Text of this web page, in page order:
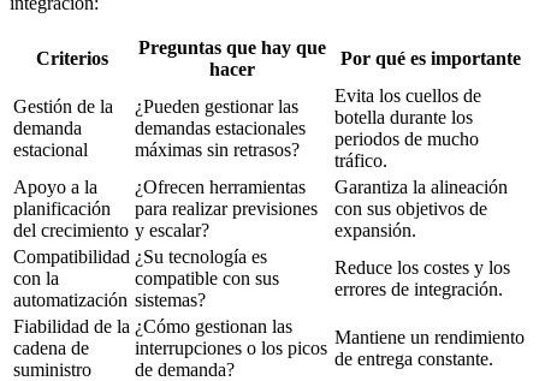
Criterios
Preguntas que hay que
hacer
Por qué es importante
Gestión de la
demanda
estacional
¿Pueden gestionar las
demandas estacionales
máximas sin retrasos?
Evita los cuellos de
botella durante los
periodos de mucho
tráfico.
Apoyo a la
planificación
del crecimiento
¿Ofrecen herramientas
para realizar previsiones
y escalar?
Garantiza la alineación
con sus objetivos de
expansión.
Compatibilidad
con la
automatización
¿Su tecnología es
compatible con sus
sistemas?
Reduce los costes y los
errores de integración.
Fiabilidad de la
cadena de
suministro
¿Cómo gestionan las
interrupciones o los picos
de demanda?
Mantiene un rendimiento
de entrega constante.